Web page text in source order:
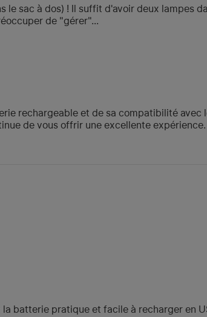
sac à dos) ! Il suffit d'avoir deux lampes
de "gérer"...
rechargeable et de sa compatibilité avec
de vous offrir une excellente expérience.
batterie pratique et facile à recharger en